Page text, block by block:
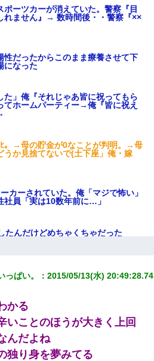
ポーツカーが消えていた。警察『目
れません』→ 数時間後・・警察『××
性だったからこのまま療養させて下
になった
た」俺『それじゃあ皆に祝ってもら
てホームパーティー→俺『皆に祝え
。→母の貯金が0なことが判明。→母
うか見捨てないで(土下座」俺・嫁
カーされていた。俺「マジで怖い」
員「実は10数年前に…」
たんだけどめちゃくちゃだった
ごめん、何も言わずにお金貸してく
ら？」女友達「10万円ぐら
→
告白されてOKした結果
っぱい。 ：2015/05/13(水)
かる
いことのほうが大きく上回
んだよね
独り身を夢みてる